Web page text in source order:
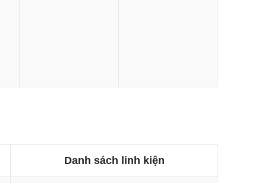
Danh sách linh kiện